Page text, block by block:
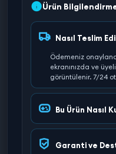
Ürün
Nasıl Teslim
Ödemeniz
ekranınızda ve
görüntülenir. 7/24
Bu Ürün Nasıl
Garanti ve